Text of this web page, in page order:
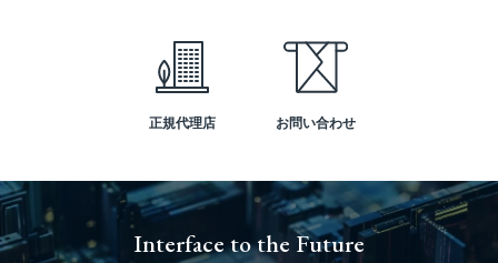
正規代理店 お問い合わせ
Interface to the Future